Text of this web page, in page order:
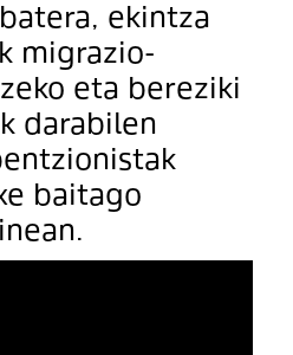
ekintza
migrazio-
eta bereziki
darabilen
baitago